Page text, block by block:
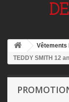
Vêtements
TEDDY SMITH 12